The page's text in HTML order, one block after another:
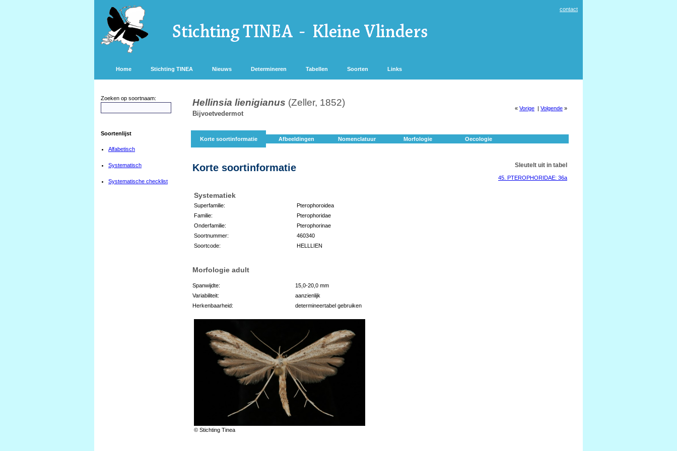
contact
Home Stichting TINEA Nieuws Determineren Tabellen Soorten Links
Zoeken op soortnaam:
Soortenlijst
Alfabetisch
Systematisch
Systematische checklist
Hellinsia lienigianus (Zeller, 1852)
Bijvoetvedermot
« Vorige | Volgende »
Korte soortinformatie Afbeeldingen Nomenclatuur Morfologie Oecologie
Korte soortinformatie
Systematiek
Superfamilie:
Pterophoroidea
Familie:
Pterophoridae
Onderfamilie:
Pterophorinae
Soortnummer:
460340
Soortcode:
HELLLIEN
Sleutelt uit in tabel
45. PTEROPHORIDAE: 36a
Morfologie adult
Spanwijdte:
15,0-20,0 mm
Variabiliteit:
aanzienlijk
Herkenbaarheid:
determineertabel gebruiken
© Stichting Tinea